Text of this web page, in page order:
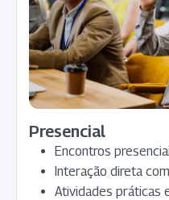
Presencial
Encontros
Interação direta
Atividades práticas